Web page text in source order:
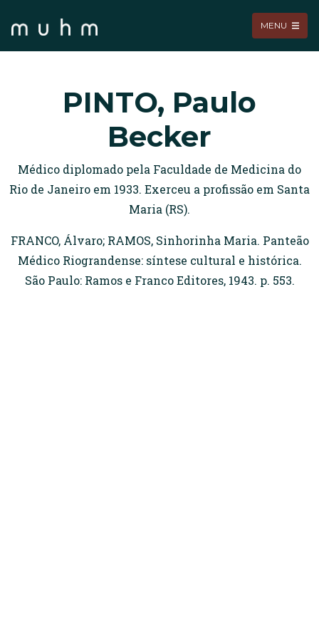
MENU
PINTO, Paulo
Becker
Médico diplomado pela Faculdade de Medicina do
Rio de Janeiro em 1933. Exerceu a profissão em Santa
Maria (RS).
FRANCO, Álvaro; RAMOS, Sinhorinha Maria. Panteão
Médico Riograndense: síntese cultural e histórica.
São Paulo: Ramos e Franco Editores, 1943. p. 553.